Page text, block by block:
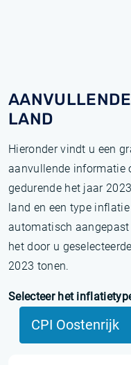
LAND
Hieronder vindt u een
aanvullende informatie
gedurende het jaar
land en een type
automatisch
het door u
2023 tonen.
Selecteer het
CPI Oostenrijk